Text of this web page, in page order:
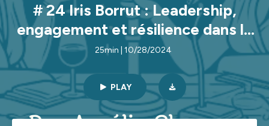
# 24 Iris Borrut : Leadership,
engagement et résilience dans la
filière viticole
25min | 10/28/2024
PLAY